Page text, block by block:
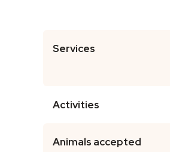
Services
Activities
Animals accepted